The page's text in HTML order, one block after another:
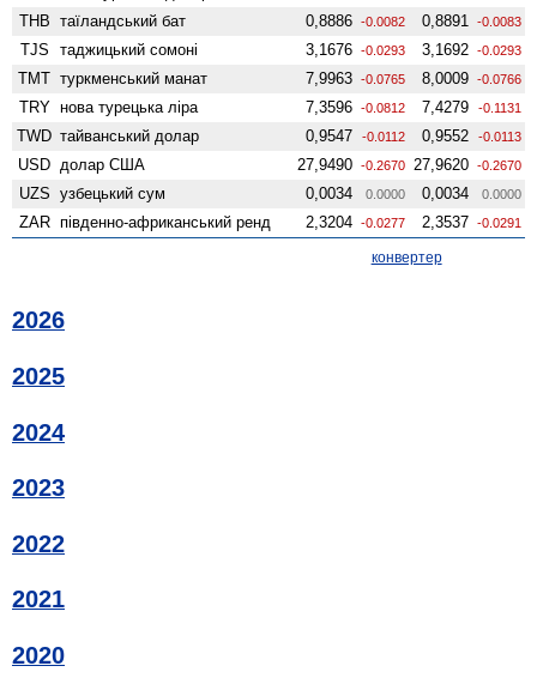
THB
таїландський бат 0,8886 -0.0082 0,8891 -0.0083
TJS таджицький сомоні 3,1676 -0.0293 3,1692 -0.0293
TMT туркменський манат 7,9963 -0.0765 8,0009 -0.0766
TRY нова турецька ліра 7,3596 -0.0812 7,4279 -0.1131
TWD тайванський долар 0,9547 -0.0112 0,9552 -0.0113
USD долар США 27,9490 -0.2670 27,9620 -0.2670
UZS узбецький сум 0,0034 0.0000 0,0034 0.0000
ZAR південно-африканський ренд 2,3204 -0.0277 2,3537 -0.0291
конвертер
2026
2025
2024
2023
2022
2021
2020